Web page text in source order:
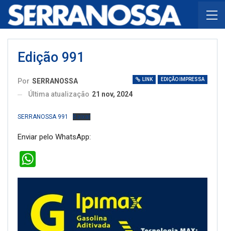
Edição 991
LINK EDIÇÃO IMPRESSA
Por SERRANOSSA
Última atualização 21 nov, 2024
SERRANOSSA 991 Baixar
Enviar pelo WhatsApp: